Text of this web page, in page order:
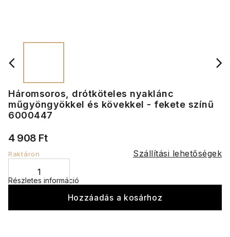
Háromsoros, drótköteles nyaklánc
műgyöngyökkel és kövekkel - fekete színű
6000447
4 908 Ft
Raktáron Szállítási lehetőségek
Hozzáadás a kosárhoz
Részletes információ